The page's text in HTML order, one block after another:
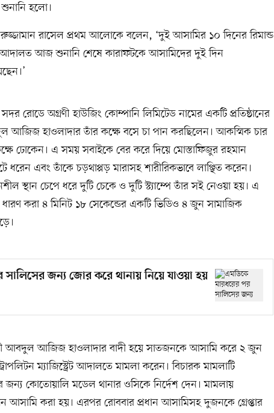
হলো।
রাসেল প্রথম আলোকে বলেন, ‘দুই আসামির ১০ দিনের রিমান্ড
আজ শুনানি শেষে কারাফটকে আসামিদের দুই দিন
রোডে অগ্রণী হাউজিং কোম্পানি লিমিটেড নামের একটি প্রতিষ্ঠানের
আজিজ হাওলাদার তাঁর কক্ষে বসে চা পান করছিলেন। আকস্মিক চার
ঢোকেন। এ সময় সবাইকে বের করে দিয়ে মোস্তাফিজুর রহমান
এবং তাঁকে চড়থাপ্পড় মারাসহ শারীরিকভাবে লাঞ্ছিত করেন।
স্থান চেপে ধরে দুটি চেকে ও দুটি স্ট্যাম্পে তাঁর সই নেওয়া হয়। এ
ধারণ করা ৪ মিনিট ১৮ সেকেন্ডের একটি ভিডিও ৪ জুন সামাজিক
জন্য জোর করে থানায় নিয়ে যাওয়া হয়
আবদুল আজিজ হাওলাদার বাদী হয়ে সাতজনকে আসামি করে ২ জুন
ম্যাজিস্ট্রেট আদালতে মামলা করেন। বিচারক মামলাটি
কোতোয়ালি মডেল থানার ওসিকে নির্দেশ দেন। মামলায়
আসামি করা হয়। এরপর রোববার প্রধান আসামিসহ দুজনকে গ্রেপ্তার